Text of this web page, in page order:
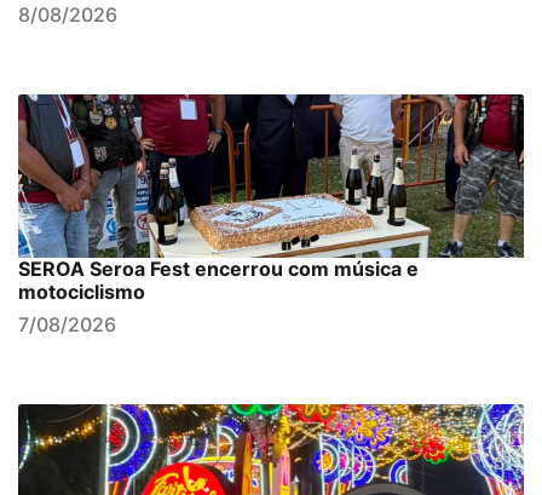
8/08/2026
SEROA Seroa Fest encerrou com música e
motociclismo
7/08/2026